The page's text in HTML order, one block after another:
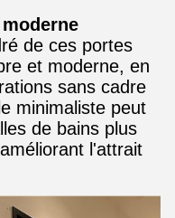
de ces portes
et moderne, en
sans cadre
minimaliste peut
de bains plus
l'attrait